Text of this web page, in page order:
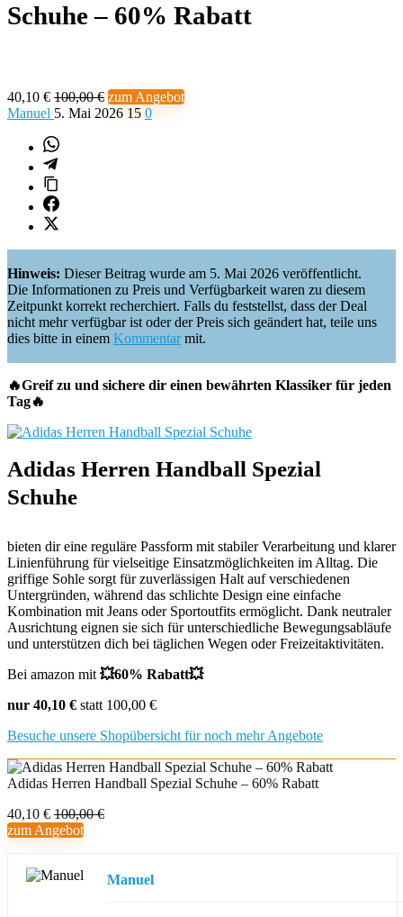
Schuhe – 60% Rabatt
40,10 € 100,00 € zum Angebot
Manuel 5. Mai 2026 15 0
Hinweis: Dieser Beitrag wurde am 5. Mai 2026 veröffentlicht.
Die Informationen zu Preis und Verfügbarkeit waren zu diesem
Zeitpunkt korrekt recherchiert. Falls du feststellst, dass der Deal
nicht mehr verfügbar ist oder der Preis sich geändert hat, teile uns
dies bitte in einem Kommentarmit.
🔥Greif zu und sichere dir einen bewährten Klassiker für jeden
Tag🔥
Adidas Herren Handball Spezial
Schuhe
bieten dir eine reguläre Passform mit stabiler Verarbeitung und klarer
Linienführung für vielseitige Einsatzmöglichkeiten im Alltag. Die
griffige Sohle sorgt für zuverlässigen Halt auf verschiedenen
Untergründen, während das schlichte Design eine einfache
Kombination mit Jeans oder Sportoutfits ermöglicht. Dank neutraler
Ausrichtung eignen sie sich für unterschiedliche Bewegungsabläufe
und unterstützen dich bei täglichen Wegen oder Freizeitaktivitäten.
Bei amazon mit 💥60% Rabatt💥
nur 40,10 € statt 100,00 €
Besuche unsere Shopübersicht für noch mehr Angebote
Adidas Herren Handball Spezial Schuhe – 60% Rabatt
40,10 € 100,00 €
zum Angebot
Manuel